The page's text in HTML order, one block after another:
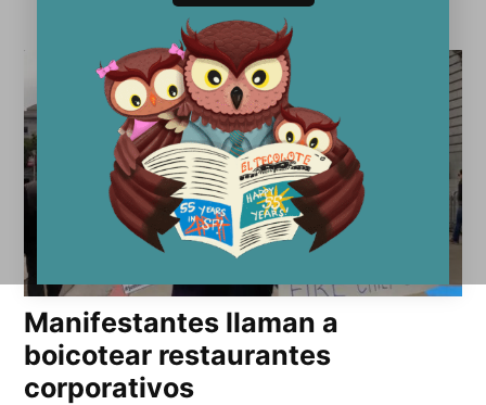
Manifestantes llaman a
boicotear restaurantes
corporativos